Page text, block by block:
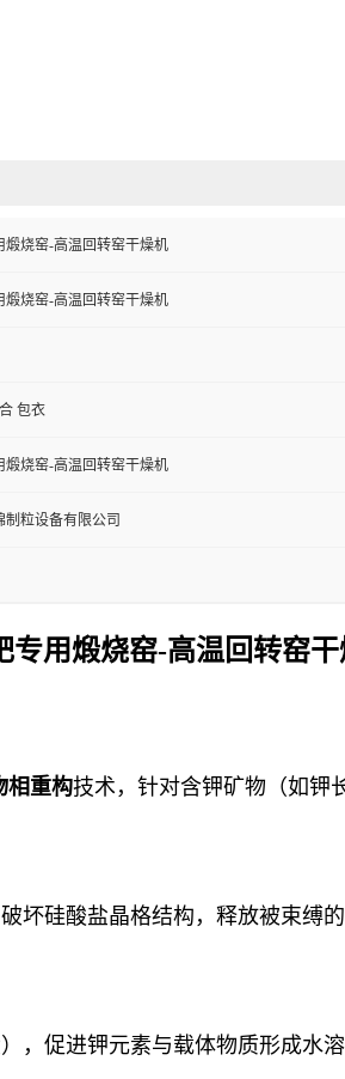
煅烧窑-高温回转窑干燥机
煅烧窑-高温回转窑干燥机
包衣
煅烧窑-高温回转窑干燥机
制粒设备有限公司
专用煅烧窑-高温回转窑
相重构技术，针对含钾矿物（如钾
坏硅酸盐晶格结构，释放被束缚
，促进钾元素与载体物质形成水